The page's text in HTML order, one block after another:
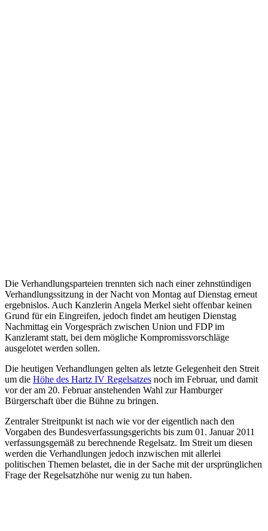
Die Verhandlungsparteien trennten sich nach einer zehnstündigen
Verhandlungssitzung in der Nacht von Montag auf Dienstag erneut
ergebnislos. Auch Kanzlerin Angela Merkel sieht offenbar keinen
Grund für ein Eingreifen, jedoch findet am heutigen Dienstag
Nachmittag ein Vorgespräch zwischen Union und FDP im
Kanzleramt statt, bei dem mögliche Kompromissvorschläge
ausgelotet werden sollen.
Die heutigen Verhandlungen gelten als letzte Gelegenheit den Streit
um die Höhe des Hartz IV Regelsatzes noch im Februar, und damit
vor der am 20. Februar anstehenden Wahl zur Hamburger
Bürgerschaft über die Bühne zu bringen.
Zentraler Streitpunkt ist nach wie vor der eigentlich nach den
Vorgaben des Bundesverfassungsgerichts bis zum 01. Januar 2011
verfassungsgemäß zu berechnende Regelsatz. Im Streit um diesen
werden die Verhandlungen jedoch inzwischen mit allerlei
politischen Themen belastet, die in der Sache mit der ursprünglichen
Frage der Regelsatzhöhe nur wenig zu tun haben.